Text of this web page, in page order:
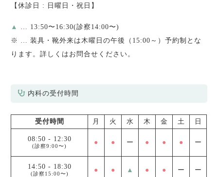
【休診日 : 日曜日・祝日】
▲
… 13:50〜16:30(診察14:00〜)
※ … 装具・靴外来は木曜日の午後（15:00～）予約制とな
ります。詳しくはお問合せください。
内科の受付時間
受付時間 月 火 水 木 金 土 日
08:50 - 12:30
(診察9:00〜) ● ● ー ● ● ● ー
14:50 - 18:30
(診察15:00〜) ● ● ▲ ● ● ー ー